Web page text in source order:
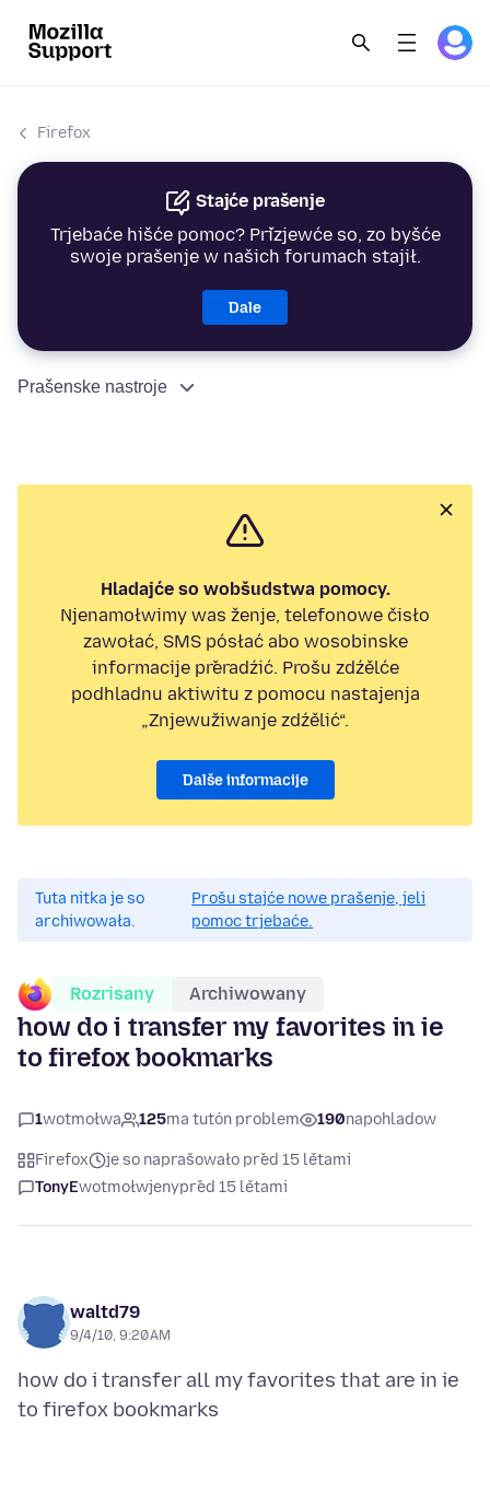
Firefox
Stajće prašenje
Trjebaće hišće pomoc? Přizjewće so, zo byšće
swoje prašenje w našich forumach stajił.
Dale
Prašenske nastroje
Hladajće so wobšudstwa pomocy.
Njenamołwimy was ženje, telefonowe čisło
zawołać, SMS pósłać abo wosobinske
informacije přeradźić. Prošu zdźělće
podhladnu aktiwitu z pomocu nastajenja
„Znjewužiwanje zdźělić“.
Dalše informacije
Tuta nitka je so
archiwowała.
Prošu stajće nowe prašenje, jeli
pomoc trjebaće.
Rozrisany Archiwowany
how do i transfer my favorites in ie
to firefox bookmarks
1wotmołwa 125ma tutón problem 190napohladow
Firefox
je so naprašowało před 15 lětami
TonyEwotmołwjenypřed 15 lětami
waltd79
9/4/10, 9:20 AM
how do i transfer all my favorites that are in ie